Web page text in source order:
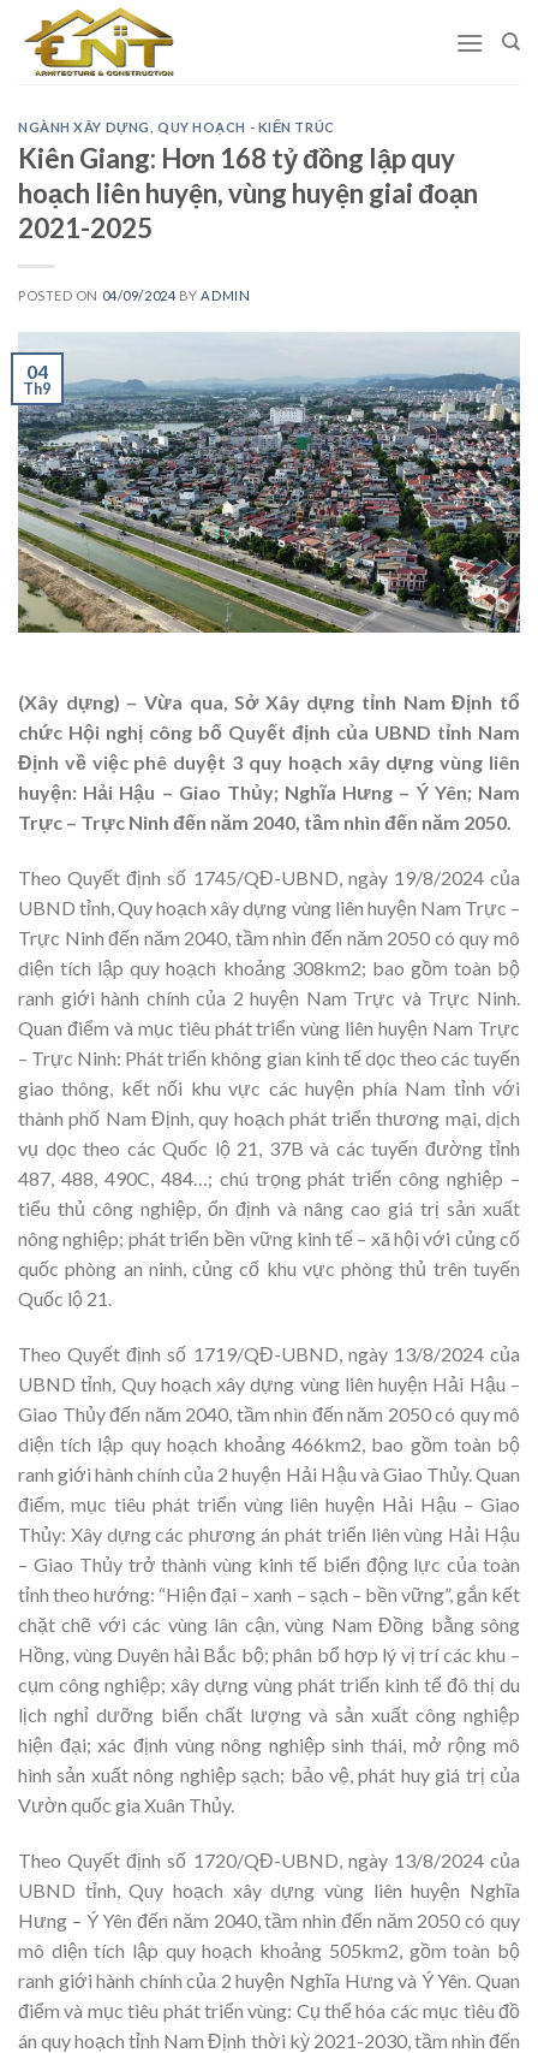
content
NGÀNH XÂY DỰNG QUY HOẠCH - KIẾN TRÚC
Kiên Giang: Hơn 168 tỷ đồng lập quy
hoạch liên huyện, vùng huyện giai đoạn
2021-2025
POSTED ON 04/09/2024 BY ADMIN
04
Th9
(Xây dựng) – Vừa qua, Sở Xây dựng tỉnh Nam Định tổ
chức Hội nghị công bố Quyết định của UBND tỉnh Nam
Định về việc phê duyệt 3 quy hoạch xây dựng vùng liên
huyện: Hải Hậu – Giao Thủy; Nghĩa Hưng – Ý Yên; Nam
Trực – Trực Ninh đến năm 2040, tầm nhìn đến năm 2050.
Theo Quyết định số 1745/QĐ-UBND, ngày 19/8/2024 của
UBND tỉnh, Quy hoạch xây dựng vùng liên huyện Nam Trực –
Trực Ninh đến năm 2040, tầm nhìn đến năm 2050 có quy mô
diện tích lập quy hoạch khoảng 308km2; bao gồm toàn bộ
ranh giới hành chính của 2 huyện Nam Trực và Trực Ninh.
Quan điểm và mục tiêu phát triển vùng liên huyện Nam Trực
– Trực Ninh: Phát triển không gian kinh tế dọc theo các tuyến
giao thông, kết nối khu vực các huyện phía Nam tỉnh với
thành phố Nam Định, quy hoạch phát triển thương mại, dịch
vụ dọc theo các Quốc lộ 21, 37B và các tuyến đường tỉnh
487, 488, 490C, 484…; chú trọng phát triển công nghiệp –
tiểu thủ công nghiệp, ổn định và nâng cao giá trị sản xuất
nông nghiệp; phát triển bền vững kinh tế – xã hội với củng cố
quốc phòng an ninh, củng cố khu vực phòng thủ trên tuyến
Quốc lộ 21.
Theo Quyết định số 1719/QĐ-UBND, ngày 13/8/2024 của
UBND tỉnh, Quy hoạch xây dựng vùng liên huyện Hải Hậu –
Giao Thủy đến năm 2040, tầm nhìn đến năm 2050 có quy mô
diện tích lập quy hoạch khoảng 466km2, bao gồm toàn bộ
ranh giới hành chính của 2 huyện Hải Hậu và Giao Thủy. Quan
điểm, mục tiêu phát triển vùng liên huyện Hải Hậu – Giao
Thủy: Xây dựng các phương án phát triển liên vùng Hải Hậu
– Giao Thủy trở thành vùng kinh tế biển động lực của toàn
tỉnh theo hướng: “Hiện đại – xanh – sạch – bền vững”, gắn kết
chặt chẽ với các vùng lân cận, vùng Nam Đồng bằng sông
Hồng, vùng Duyên hải Bắc bộ; phân bổ hợp lý vị trí các khu –
cụm công nghiệp; xây dựng vùng phát triển kinh tế đô thị du
lịch nghỉ dưỡng biển chất lượng và sản xuất công nghiệp
hiện đại; xác định vùng nông nghiệp sinh thái, mở rộng mô
hình sản xuất nông nghiệp sạch; bảo vệ, phát huy giá trị của
Vườn quốc gia Xuân Thủy.
Theo Quyết định số 1720/QĐ-UBND, ngày 13/8/2024 của
UBND tỉnh, Quy hoạch xây dựng vùng liên huyện Nghĩa
Hưng – Ý Yên đến năm 2040, tầm nhìn đến năm 2050 có quy
mô diện tích lập quy hoạch khoảng 505km2, gồm toàn bộ
ranh giới hành chính của 2 huyện Nghĩa Hưng và Ý Yên. Quan
điểm và mục tiêu phát triển vùng: Cụ thể hóa các mục tiêu đồ
án quy hoạch tỉnh Nam Định thời kỳ 2021-2030, tầm nhìn đến